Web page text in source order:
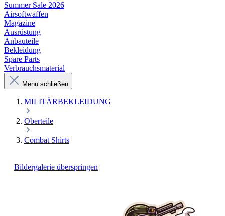
Summer Sale 2026
Airsoftwaffen
Magazine
Ausrüstung
Anbauteile
Bekleidung
Spare Parts
Verbrauchsmaterial
Menü schließen
MILITÄRBEKLEIDUNG
Oberteile
Combat Shirts
Bildergalerie überspringen